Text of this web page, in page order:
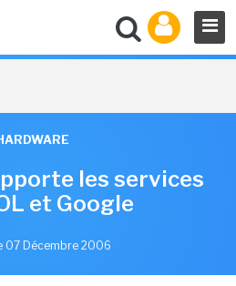
les services
et Google
07 Décembre 2006